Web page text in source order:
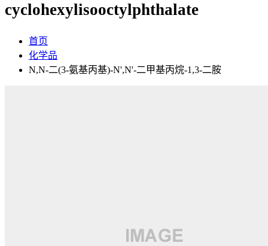
cyclohexylisooctylphthalate
首页
化学品
N,N-二(3-氨基丙基)-N',N'-二甲基丙烷-1,3-二胺